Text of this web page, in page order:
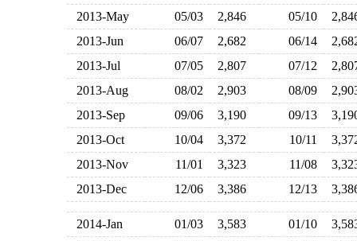
2013-May
05/03 2,846 05/10
2013-Jun
06/07 2,682 06/14
2013-Jul
07/05 2,807 07/12
2013-Aug
08/02 2,903 08/09
2013-Sep
09/06 3,190 09/13
2013-Oct
10/04 3,372 10/11
2013-Nov
11/01 3,323 11/08
2013-Dec
12/06 3,386 12/13
2014-Jan 01/03 3,583 01/10